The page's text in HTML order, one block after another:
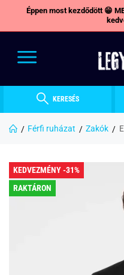
Éppen most kezdődött 😁
KERESÉS
Férfi ruházat Zakók
KEDVEZMÉNY -31%
RAKTÁRON